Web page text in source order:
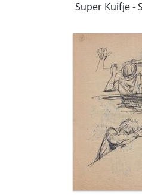
Super Kuifje -